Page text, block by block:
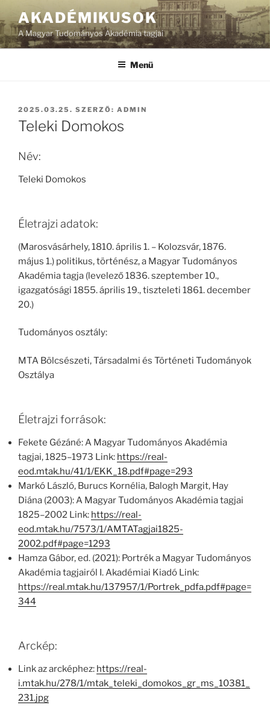
AKADÉMIKUSOK
A Magyar Tudományos Akadémia tagjai
Menü
BEKÜLDVE:
2025.03.25. SZERZŐ: ADMIN
Teleki Domokos
Név:
Teleki Domokos
Életrajzi adatok:
(Marosvásárhely, 1810. április 1. – Kolozsvár, 1876.
május 1.) politikus, történész, a Magyar Tudományos
Akadémia tagja (levelező 1836. szeptember 10.,
igazgatósági 1855. április 19., tiszteleti 1861. december
20.)
Tudományos osztály:
MTA Bölcsészeti, Társadalmi és Történeti Tudományok
Osztálya
Életrajzi források:
Fekete Gézáné: A Magyar Tudományos Akadémia
tagjai, 1825–1973 Link: https://real-
eod.mtak.hu/41/1/EKK_18.pdf#page=293
Markó László, Burucs Kornélia, Balogh Margit, Hay
Diána (2003): A Magyar Tudományos Akadémia tagjai
1825–2002 Link: https://real-
eod.mtak.hu/7573/1/AMTATagjai1825-
2002.pdf#page=1293
Hamza Gábor, ed. (2021): Portrék a Magyar Tudományos
Akadémia tagjairól I. Akadémiai Kiadó Link:
https://real.mtak.hu/137957/1/Portrek_pdfa.pdf#page=
344
Arckép:
Link az arcképhez: https://real-
i.mtak.hu/278/1/mtak_teleki_domokos_gr_ms_10381_
231.jpg